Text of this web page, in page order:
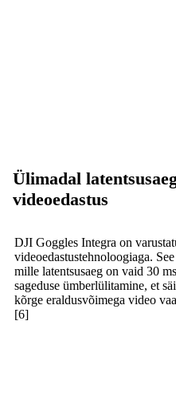
Ülimadal
videoedastus
DJI Goggles Integra on
videoedastustehnoloogiaga.
mille latentsusaeg on vaid 30
sageduse ümberlülitamine, et
kõrge eraldusvõimega video
[6]